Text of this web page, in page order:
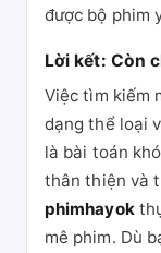
được bộ phim
Lời kết: Còn
Việc tìm kiếm
dạng thể loại
là bài toán
thân thiện và
phimhayok
mê phim. Dù